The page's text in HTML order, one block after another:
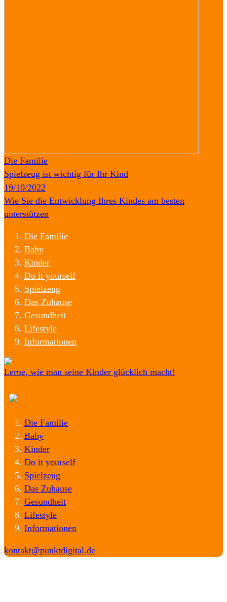
Die Familie
Spielzeug ist wichtig für Ihr Kind
19/10/2022
Wie Sie die Entwicklung Ihres Kindes am besten
unterstützen
Die Familie
Baby
Kinder
Do it yourself
Spielzeug
Das Zuhause
Gesundheit
Lifestyle
Informationen
Lerne, wie man seine Kinder glücklich macht!
Die Familie
Baby
Kinder
Do it yourself
Spielzeug
Das Zuhause
Gesundheit
Lifestyle
Informationen
kontakt@punktdigital.de